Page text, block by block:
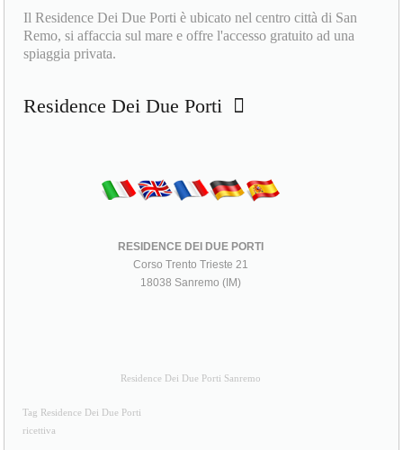
Il Residence Dei Due Porti è ubicato nel centro città di San
Remo, si affaccia sul mare e offre l'accesso gratuito ad una
spiaggia privata.
Residence Dei Due Porti
RESIDENCE DEI DUE PORTI
Corso Trento Trieste 21
18038 Sanremo (IM)
Residence Dei Due Porti Sanremo
Tag Residence Dei Due Porti
ricettiva